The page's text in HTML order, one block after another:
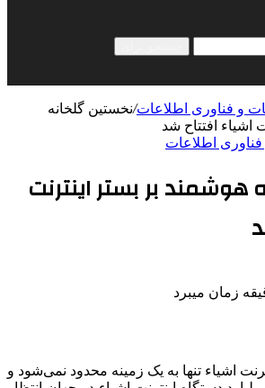
و فناوری اطلاعات/نخستین گلخانه
اشیاء افتتاح شد
فناوری اطلاعات
هوشمند بر بستر اینترنت
اشیاء تنها به یک زمینه محدود نمی‌شود و